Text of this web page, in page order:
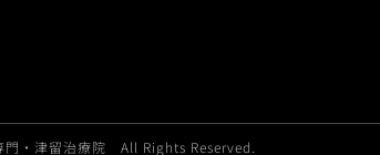
・津留治療院 All Rights Reserved.